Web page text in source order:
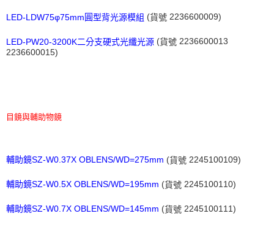
LED-LDW75φ75mm 圓型背光源模組 (貨號 2236600009)
LED-PW20-3200K二分支硬式光纖光源 (貨號 2236600013
2236600015)
目鏡與輔助物鏡
輔助鏡SZ-W0.37X OBLENS/WD=275mm (貨號 2245100109)
輔助鏡SZ-W0.5X OBLENS/WD=195mm (貨號 2245100110)
輔助鏡SZ-W0.7X OBLENS/WD=145mm (貨號 2245100111)